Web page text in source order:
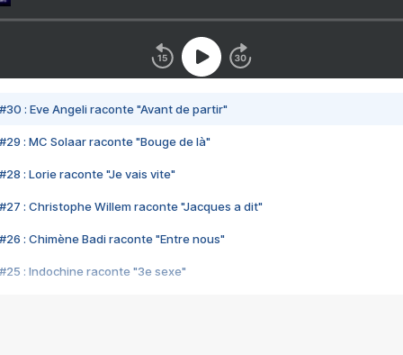
#30 : Eve Angeli raconte "Avant de partir"
#29 : MC Solaar raconte "Bouge de là"
#28 : Lorie raconte "Je vais vite"
#27 : Christophe Willem raconte "Jacques a dit"
#26 : Chimène Badi raconte "Entre nous"
#25 : Indochine raconte "3e sexe"